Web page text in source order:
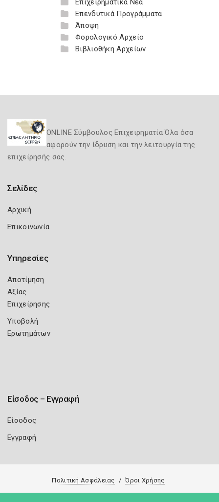
Επιχειρηματικά Νέα
Επενδυτικά Προγράμματα
Άποψη
Φορολογικό Αρχείο
Βιβλιοθήκη Αρχείων
ONLINE Σύμβουλος Επιχειρηματία Όλα όσα
αφορούν την ίδρυση και την λειτουργία της
επιχείρησής σας.
Σελίδες
Αρχική
Επικοινωνία
Υπηρεσίες
Αποτίμηση
Αξίας
Επιχείρησης
Υποβολή
Ερωτημάτων
Είσοδος – Εγγραφή
Είσοδος
Εγγραφή
Πολιτική Ασφάλειας Όροι Χρήσης
Copyright 2026 Knowledge A.E.